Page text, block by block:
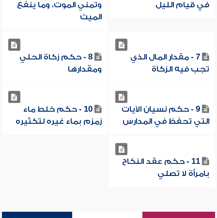
في قيام الليل
وتمني الموت، وما ينفع
الميت
7 - مقدار المال الذي
تجب فيه الزكاة
8 - حكم زكاة الحلي
ومقدارها
9 - حكم نسيان الآيات
التي تحفظ في المدارس
10 - حكم خلط ماء
زمزم بماء غيره لتكثيره
11 - حكم عقد النكاح
بامرأة لا تصلي